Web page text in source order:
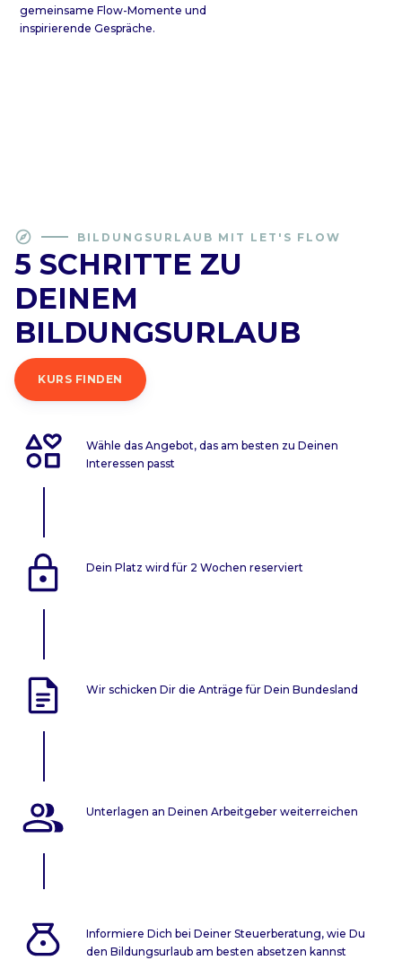
gemeinsame Flow-Momente und
inspirierende Gespräche.
explore BILDUNGSURLAUB MIT LET'S FLOW
5 SCHRITTE ZU
DEINEM
BILDUNGSURLAUB
KURS FINDEN
Wähle das Angebot, das am besten zu Deinen
Interessen passt
Dein Platz wird für 2 Wochen reserviert
Wir schicken Dir die Anträge für Dein Bundesland
Unterlagen an Deinen Arbeitgeber weiterreichen
Informiere Dich bei Deiner Steuerberatung, wie Du
den Bildungsurlaub am besten absetzen kannst